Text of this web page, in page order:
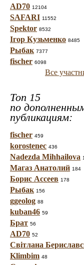
AD70 12104
SAFARI 11552
Spektor 8532
Ігор Кузьменко 8485
Рыбак 7377
fischer 6098
Все
Топ 15
по
публикациям:
fischer 459
korostenec 436
Nadezda Mihhailova
Магаз Анатолий 184
Борис Ассеев 178
Рыбак 156
ggeolog 88
kuban46 59
Брат 56
AD70 52
Світлана
Klimbim 48